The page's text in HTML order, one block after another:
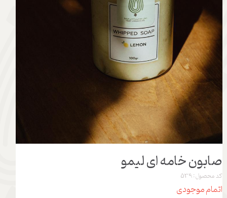
صابون خامه ای لیمو
کد محصول: 539
اتمام موجودی